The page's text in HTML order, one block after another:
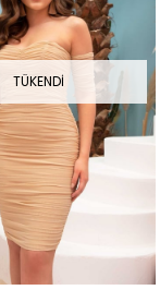
TÜKENDI